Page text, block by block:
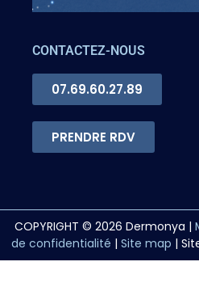
CONTACTEZ-NOUS
07.69.60.27.89
PRENDRE RDV
COPYRIGHT © 2026 Dermonya |
de confidentialité | Site map |